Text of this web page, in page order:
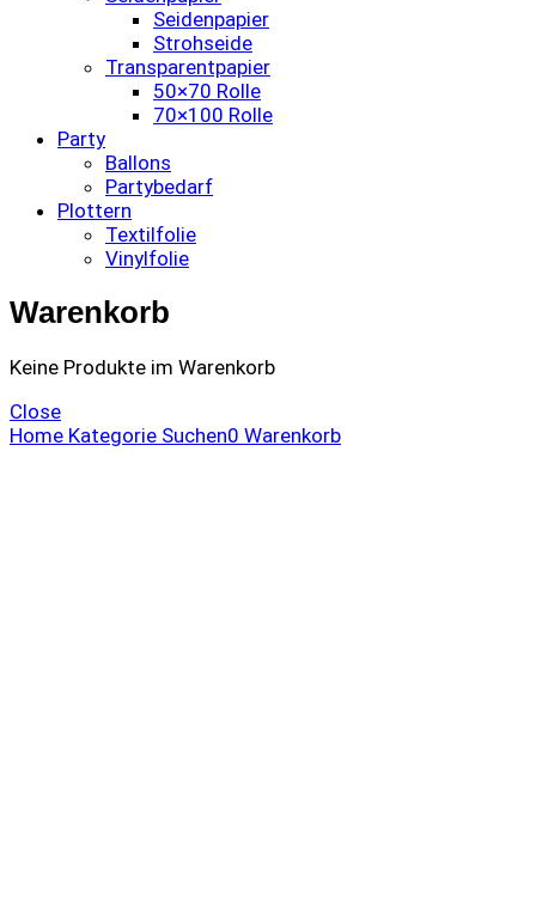
Seidenpapier
Strohseide
Transparentpapier
50×70 Rolle
70×100 Rolle
Party
Ballons
Partybedarf
Plottern
Textilfolie
Vinylfolie
Warenkorb
Keine Produkte im Warenkorb
Close
Home Kategorie Suchen0 Warenkorb